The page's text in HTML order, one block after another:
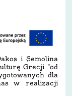
i Semolina
Grecji "od
dla
w realizacji